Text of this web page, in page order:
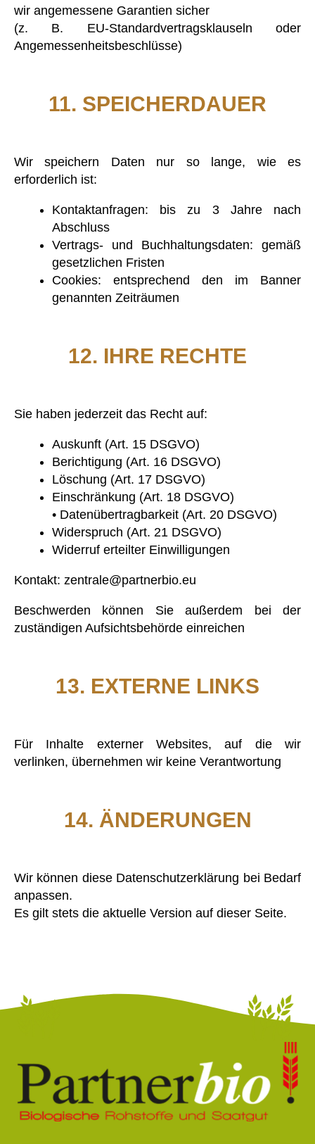
wir angemessene Garantien sicher
(z. B. EU-Standardvertragsklauseln oder
Angemessenheitsbeschlüsse)
11. SPEICHERDAUER
Wir speichern Daten nur so lange, wie es
erforderlich ist:
Kontaktanfragen: bis zu 3 Jahre nach
Abschluss
Vertrags- und Buchhaltungsdaten: gemäß
gesetzlichen Fristen
Cookies: entsprechend den im Banner
genannten Zeiträumen
12. IHRE RECHTE
Sie haben jederzeit das Recht auf:
Auskunft (Art. 15 DSGVO)
Berichtigung (Art. 16 DSGVO)
Löschung (Art. 17 DSGVO)
Einschränkung (Art. 18 DSGVO)
• Datenübertragbarkeit (Art. 20 DSGVO)
Widerspruch (Art. 21 DSGVO)
Widerruf erteilter Einwilligungen
Kontakt: zentrale@partnerbio.eu
Beschwerden können Sie außerdem bei der
zuständigen Aufsichtsbehörde einreichen
13. EXTERNE LINKS
Für Inhalte externer Websites, auf die wir
verlinken, übernehmen wir keine Verantwortung
14. ÄNDERUNGEN
Wir können diese Datenschutzerklärung bei Bedarf
anpassen.
Es gilt stets die aktuelle Version auf dieser Seite.